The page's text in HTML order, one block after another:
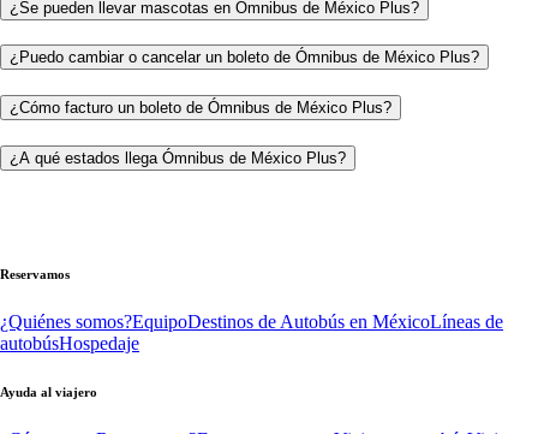
¿Se pueden llevar mascotas en Ómnibus de México Plus?
¿Puedo cambiar o cancelar un boleto de Ómnibus de México Plus?
¿Cómo facturo un boleto de Ómnibus de México Plus?
¿A qué estados llega Ómnibus de México Plus?
Reservamos
¿Quiénes somos?EquipoDestinos de Autobús en MéxicoLíneas de
autobúsHospedaje
Ayuda al viajero